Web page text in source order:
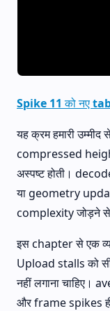
Spike 11 को नए
यह क्रम हमारी उम्मीद
compressed
अस्पष्ट होती।
या geometry
complexity जोड़ने
इस chapter से एक
Upload stalls को
नहीं लगाना चाहिए।
और frame spikes